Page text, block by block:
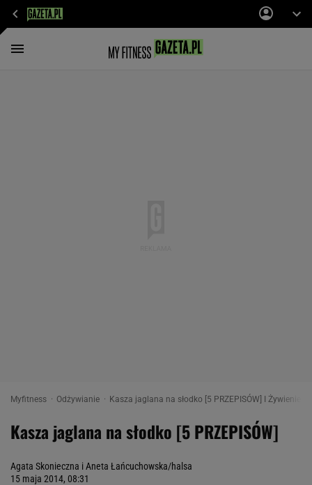
Myfitness Odżywianie Kasza jaglana na słodko [5 PRZEPISÓW] I Żywienie
Kasza jaglana na słodko [5 PRZEPISÓW]
Agata Skonieczna i Aneta Łańcuchowska/halsa
15 maja 2014, 08:31